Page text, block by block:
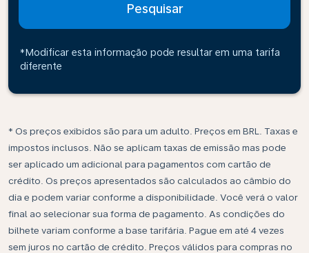
Pesquisar
*Modificar esta informação pode resultar em uma tarifa
diferente
* Os preços exibidos são para um adulto. Preços em BRL. Taxas e
impostos inclusos. Não se aplicam taxas de emissão mas pode
ser aplicado um adicional para pagamentos com cartão de
crédito. Os preços apresentados são calculados ao câmbio do
dia e podem variar conforme a disponibilidade. Você verá o valor
final ao selecionar sua forma de pagamento. As condições do
bilhete variam conforme a base tarifária. Pague em até 4 vezes
sem juros no cartão de crédito. Preços válidos para compras no